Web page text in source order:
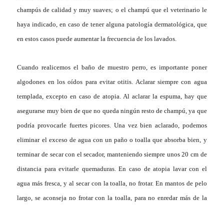
champús de calidad y muy suaves; o el champú que el veterinario le
haya indicado, en caso de tener alguna patología dermatológica, que
en estos casos puede aumentar la frecuencia de los lavados.
Cuando realicemos el baño de muestro perro, es importante poner
algodones en los oídos para evitar otitis. Aclarar siempre con agua
templada, excepto en caso de atopia. Al aclarar la espuma, hay que
asegurarse muy bien de que no queda ningún resto de champú, ya que
podría provocarle fuertes picores. Una vez bien aclarado, podemos
eliminar el exceso de agua con un paño o toalla que absorba bien, y
terminar de secar con el secador, manteniendo siempre unos 20 cm de
distancia para evitarle quemaduras. En caso de atopia lavar con el
agua más fresca, y al secar con la toalla, no frotar. En mantos de pelo
largo, se aconseja no frotar con la toalla, para no enredar más de la